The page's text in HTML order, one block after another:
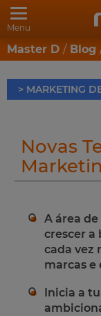
Menu
Master D Blog
> MARKETING
Novas
A área
crescer a
cada vez
marcas e
Inicia a